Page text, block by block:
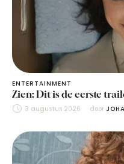
ENTERTAINMENT
Zien: Dit is de eerste
3 augustus 2026 door